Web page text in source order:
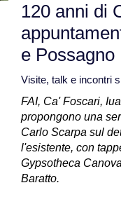
120 anni di
e Possagno
Visite, talk e incontri
FAI, Ca' Foscari,
propongono una
Carlo Scarpa sul
l'esistente, con
Gypsotheca
Baratto.